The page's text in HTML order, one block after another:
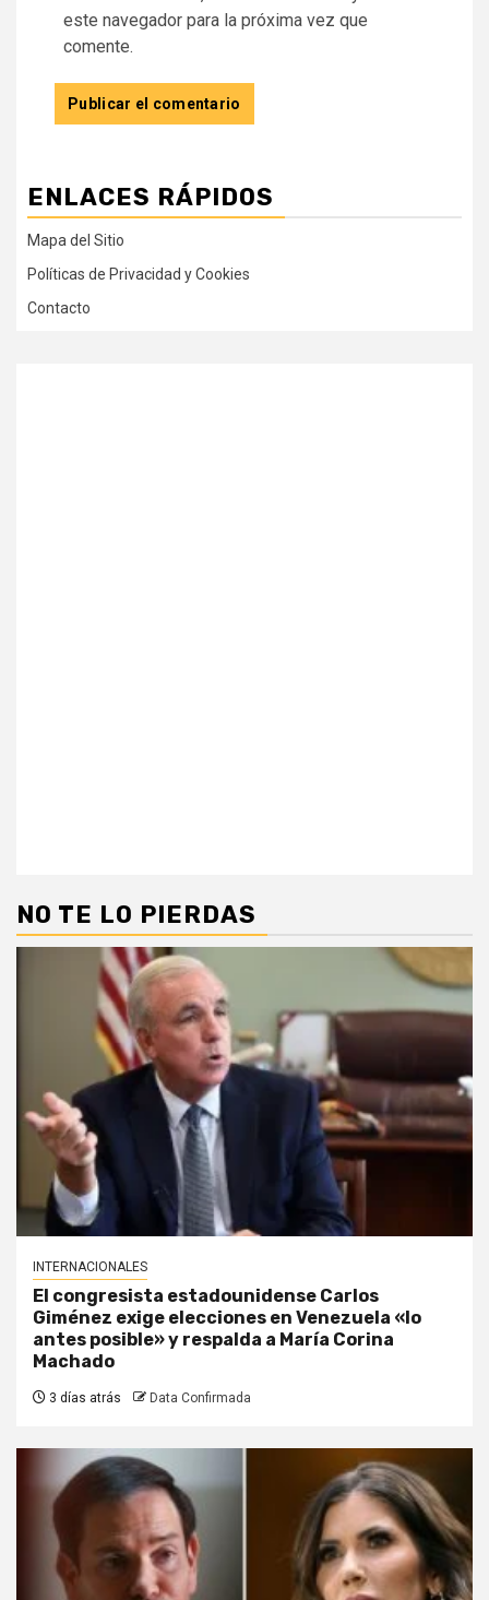
este navegador para la próxima vez que
comente.
ENLACES RÁPIDOS
Mapa del Sitio
Políticas de Privacidad y Cookies
Contacto
NO TE LO PIERDAS
INTERNACIONALES
El congresista estadounidense Carlos
Giménez exige elecciones en Venezuela «lo
antes posible» y respalda a María Corina
Machado
3 días atrás Data Confirmada